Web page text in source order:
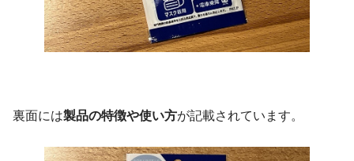
裏面には製品の特徴や使い方が記載されています。